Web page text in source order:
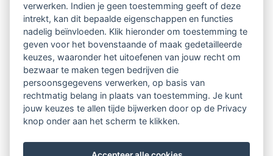
verwerken. Indien je geen toestemming geeft of deze
intrekt, kan dit bepaalde eigenschappen en functies
nadelig beïnvloeden. Klik hieronder om toestemming te
geven voor het bovenstaande of maak gedetailleerde
keuzes, waaronder het uitoefenen van jouw recht om
bezwaar te maken tegen bedrijven die
persoonsgegevens verwerken, op basis van
rechtmatig belang in plaats van toestemming. Je kunt
jouw keuzes te allen tijde bijwerken door op de Privacy
knop onder aan het scherm te klikken.